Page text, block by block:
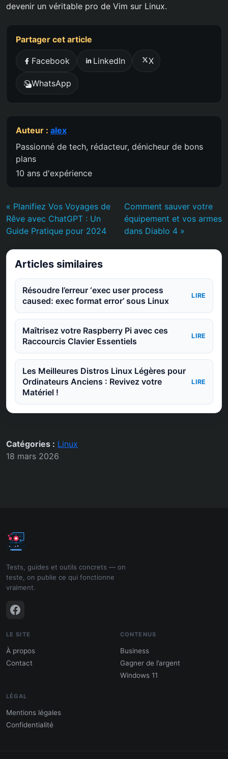
devenir un véritable pro de Vim sur Linux.
Partager cet article
Facebook LinkedIn X
WhatsApp
Auteur : alex
Passionné de tech, rédacteur, dénicheur de bons
plans
10 ans d'expérience
« Planifiez Vos Voyages de
Rêve avec ChatGPT : Un
Guide Pratique pour 2024
Comment sauver votre
équipement et vos armes
dans Diablo 4 »
Articles similaires
Résoudre l’erreur ‘exec user process
caused: exec format error’ sous Linux
LIRE
Maîtrisez votre Raspberry Pi avec ces
Raccourcis Clavier Essentiels
LIRE
Les Meilleures Distros Linux Légères pour
Ordinateurs Anciens : Revivez votre
Matériel !
LIRE
Catégories : Linux
18 mars 2026
Tests, guides et outils concrets — on
teste, on publie ce qui fonctionne
vraiment.
LE SITE
À propos
Contact
CONTENUS
Business
Gagner de l’argent
Windows 11
LÉGAL
Mentions légales
Confidentialité